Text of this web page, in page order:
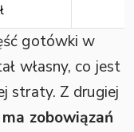
gotówki w
własny, co jest
straty. Z drugiej
zobowiązań